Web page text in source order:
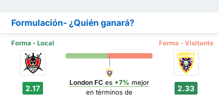
Formulación- ¿Quién ganará?
Forma - Local Forma - Visitante
2.17
London FC es +7% mejor
en términos de
2.33